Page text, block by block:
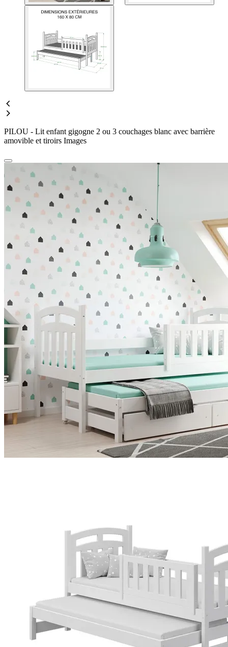
PILOU - Lit enfant gigogne 2 ou 3 couchages blanc avec barrière
amovible et tiroirs Images